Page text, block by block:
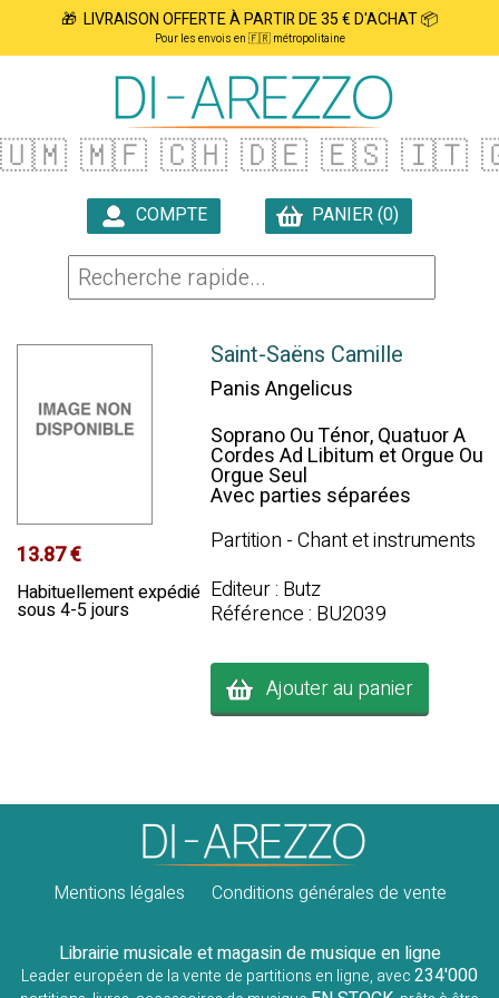
🎁 LIVRAISON OFFERTE À PARTIR DE 35 € D'ACHAT 📦
Pour les envois en 🇫🇷 métropolitaine
🇺🇲 🇲🇫 🇨🇭 🇩🇪 🇪🇸 🇮🇹
COMPTE
PANIER (0)
13.87 €
Habituellement expédié
sous 4-5 jours
Saint-Saëns Camille
Panis Angelicus
Soprano Ou Ténor, Quatuor A
Cordes Ad Libitum et Orgue Ou
Orgue Seul
Avec parties séparées
Partition - Chant et instruments
Editeur : Butz
Référence : BU2039
Ajouter au panier
Mentions légales Conditions générales de vente
Librairie musicale et magasin de musique en ligne
Leader européen de la vente de partitions en ligne, avec234'000